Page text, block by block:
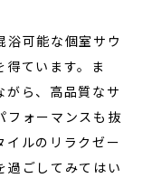
浴可能な個室サウ
ています。ま
がら、高品質なサ
フォーマンスも抜
イルのリラクゼー
過ごしてみてはい